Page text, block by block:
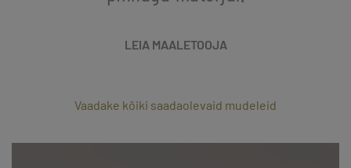
LEIA MAALETOOJA
Vaadake kõiki saadaolevaid mudeleid